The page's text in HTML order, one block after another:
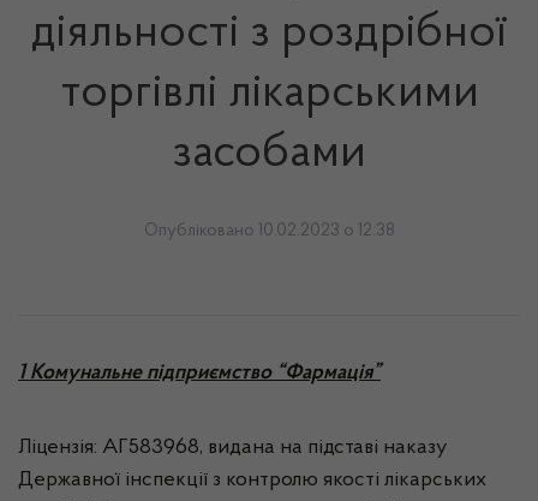
діяльності з роздрібної
торгівлі лікарськими
засобами
Опубліковано 10.02.2023 о 12:38
1 Комунальне підприємство “Фармація”
Ліцензія: АГ583968, видана на підставі наказу
Державної інспекції з контролю якості лікарських